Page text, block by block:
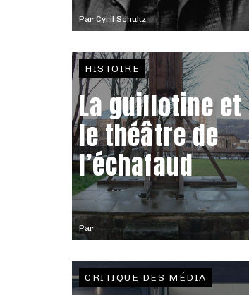
Par Cyril Schultz
Par
HISTOIRE
La guillotine et
le théâtre de
l’échafaud
CRITIQUE DES MÉDIA